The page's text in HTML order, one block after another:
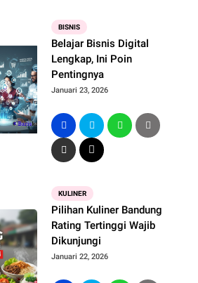
BISNIS
Belajar Bisnis Digital
Lengkap, Ini Poin
Pentingnya
Januari 23, 2026
KULINER
Pilihan Kuliner Bandung
Rating Tertinggi Wajib
Dikunjungi
Januari 22, 2026